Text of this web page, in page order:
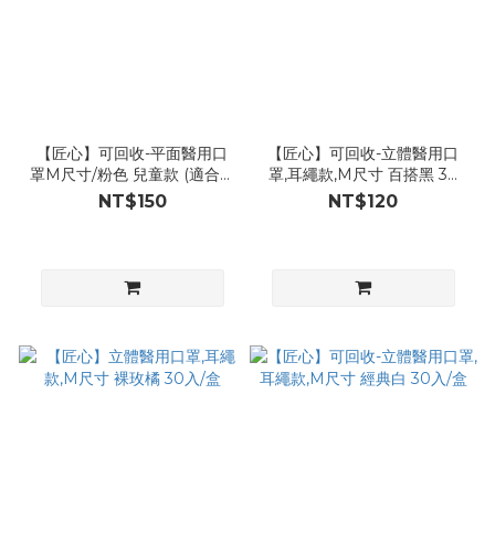
【匠心】可回收-平面醫用口
罩M尺寸/粉色 兒童款 (適合大
童) 50入/盒
NT$150
【匠心】可回收-立體醫用口
罩,耳繩款,M尺寸 百搭黑 30
入/盒
NT$120